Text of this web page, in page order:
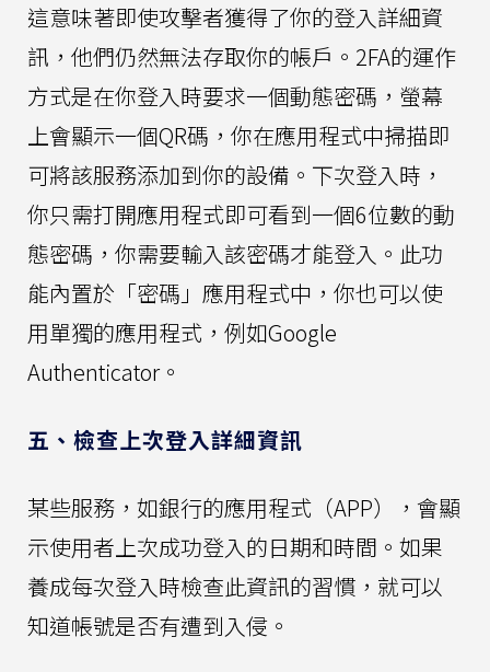
這意味著即使攻擊者獲得了你的登入詳細資
訊，他們仍然無法存取你的帳戶。2FA的運作
方式是在你登入時要求一個動態密碼，螢幕
上會顯示一個QR碼，你在應用程式中掃描即
可將該服務添加到你的設備。下次登入時，
你只需打開應用程式即可看到一個6位數的動
態密碼，你需要輸入該密碼才能登入。此功
能內置於「密碼」應用程式中，你也可以使
用單獨的應用程式，例如Google
Authenticator。
五、檢查上次登入詳細資訊
某些服務，如銀行的應用程式（APP），會顯
示使用者上次成功登入的日期和時間。如果
養成每次登入時檢查此資訊的習慣，就可以
知道帳號是否有遭到入侵。